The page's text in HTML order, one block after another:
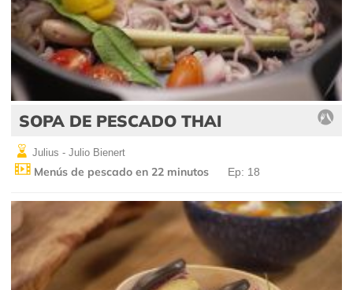
SOPA DE PESCADO THAI
Julius - Julio Bienert
Menús de pescado en 22 minutos Ep: 18